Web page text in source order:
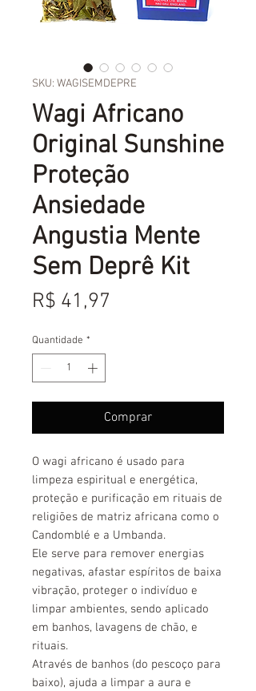
SKU: WAGISEMDEPRE
Wagi Africano
Original Sunshine
Proteção
Ansiedade
Angustia Mente
Sem Deprê Kit
R$ 41,97
Quantidade *
Comprar
O wagi africano é usado para
limpeza espiritual e energética,
proteção e purificação em rituais de
religiões de matriz africana como o
Candomblé e a Umbanda.
Ele serve para remover energias
negativas, afastar espíritos de baixa
vibração, proteger o indivíduo e
limpar ambientes, sendo aplicado
em banhos, lavagens de chão, e
rituais.
Através de banhos (do pescoço para
baixo), ajuda a limpar a aura e